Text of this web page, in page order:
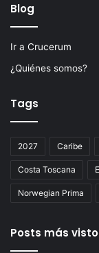
Blog
Ir a Crucerum
¿Quiénes somos?
Tags
2027 Caribe
Costa Toscana
Norwegian Prima
Posts más